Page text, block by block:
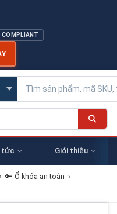
COMPLIANT
tức Giới thiệu
› 🔑 Ổ khóa an toàn ›